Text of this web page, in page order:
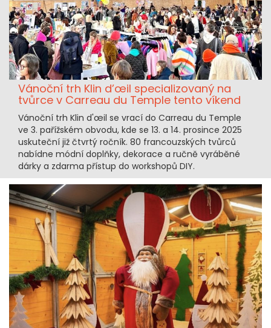
Vánoční trh Klin d’œil specializovaný na
tvůrce v Carreau du Temple tento víkend
Vánoční trh Klin d'œil se vrací do Carreau du Temple
ve 3. pařížském obvodu, kde se 13. a 14. prosince 2025
uskuteční již čtvrtý ročník. 80 francouzských tvůrců
nabídne módní doplňky, dekorace a ručně vyráběné
dárky a zdarma přístup do workshopů DIY.